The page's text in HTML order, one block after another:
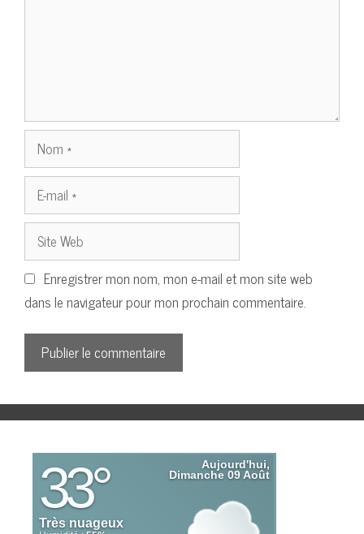
Nom
mail
Site
Web
Enregistrer mon nom, mon e-mail et mon site web
dans le navigateur pour mon prochain commentaire.